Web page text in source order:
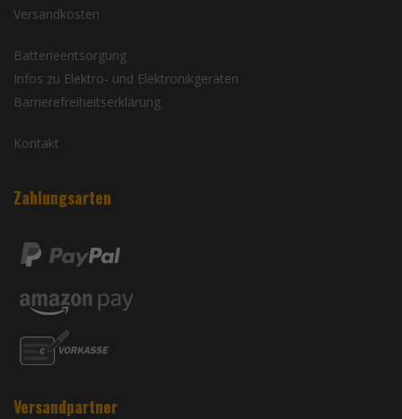
Versandkosten
Batterieentsorgung
Infos zu Elektro- und Elektronikgeräten
Barrierefreiheitserklärung
Kontakt
Zahlungsarten
Versandpartner